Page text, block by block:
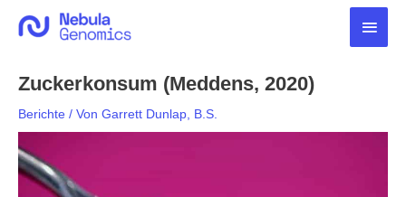
Inhalt
Zuckerkonsum (Meddens, 2020)
Berichte / Von Garrett Dunlap, B.S.